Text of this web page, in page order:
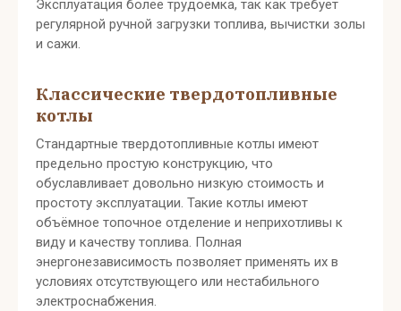
Эксплуатация более трудоёмка, так как требует
регулярной ручной загрузки топлива, вычистки золы
и сажи.
Классические твердотопливные
котлы
Стандартные твердотопливные котлы имеют
предельно простую конструкцию, что
обуславливает довольно низкую стоимость и
простоту эксплуатации. Такие котлы имеют
объёмное топочное отделение и неприхотливы к
виду и качеству топлива. Полная
энергонезависимость позволяет применять их в
условиях отсутствующего или нестабильного
электроснабжения.